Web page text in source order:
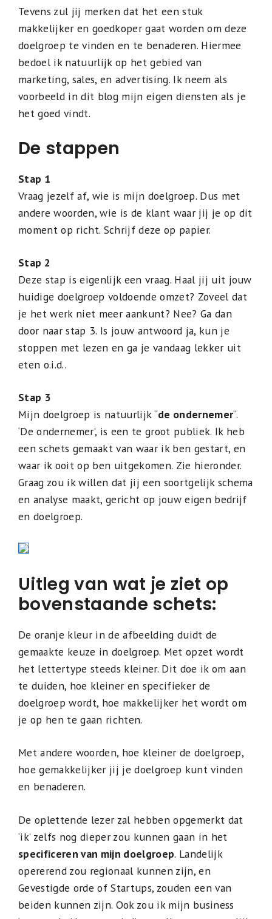
Tevens zul jij merken dat het een stuk
makkelijker en goedkoper gaat worden om deze
doelgroep te vinden en te benaderen. Hiermee
bedoel ik natuurlijk op het gebied van
marketing, sales, en advertising. Ik neem als
voorbeeld in dit blog mijn eigen diensten als je
het goed vindt.
De stappen
Stap 1
Vraag jezelf af, wie is mijn doelgroep. Dus met
andere woorden, wie is de klant waar jij je op dit
moment op richt. Schrijf deze op papier.
Stap 2
Deze stap is eigenlijk een vraag. Haal jij uit jouw
huidige doelgroep voldoende omzet? Zoveel dat
je het werk niet meer aankunt? Nee? Ga dan
door naar stap 3. Is jouw antwoord ja, kun je
stoppen met lezen en ga je vandaag lekker uit
eten o.i.d..
Stap 3
Mijn doelgroep is natuurlijk “de ondernemer“.
‘De ondernemer’, is een te groot publiek. Ik heb
een schets gemaakt van waar ik ben gestart, en
waar ik ooit op ben uitgekomen. Zie hieronder.
Graag zou ik willen dat jij een soortgelijk schema
en analyse maakt, gericht op jouw eigen bedrijf
en doelgroep.
Uitleg van wat je ziet op
bovenstaande schets:
De oranje kleur in de afbeelding duidt de
gemaakte keuze in doelgroep. Met opzet wordt
het lettertype steeds kleiner. Dit doe ik om aan
te duiden, hoe kleiner en specifieker de
doelgroep wordt, hoe makkelijker het wordt om
je op hen te gaan richten.
Met andere woorden, hoe kleiner de doelgroep,
hoe gemakkelijker jij je doelgroep kunt vinden
en benaderen.
De oplettende lezer zal hebben opgemerkt dat
‘ik’ zelfs nog dieper zou kunnen gaan in het
specificeren van mijn doelgroep. Landelijk
opererend zou regionaal kunnen zijn, en
Gevestigde orde of Startups, zouden een van
beiden kunnen zijn. Ook zou ik mijn business